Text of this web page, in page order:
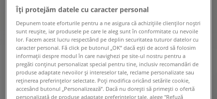
Îți protejăm datele cu caracter personal
Depunem toate eforturile pentru a ne asigura că achizițiile clienților noștri
sunt reușite, iar produsele pe care le aleg sunt în conformitate cu nevoile
lor. Facem acest lucru respectând pe deplin securitatea tuturor datelor cu
caracter personal. Fă click pe butonul „OK” dacă ești de acord să folosim
informații despre modul în care navighezi pe site-ul nostru pentru a
pregăti conținut personalizat special pentru tine, inclusiv recomandări de
produse adaptate nevoilor și intereselor tale, reclame personalizate sau
reținerea preferințelor selectate. Poți modifica oricând setările cookie,
accesând butonul „Personalizează”. Dacă nu dorești să primești o ofertă
personalizată de produse adaptate preferințelor tale, alege "Refuză